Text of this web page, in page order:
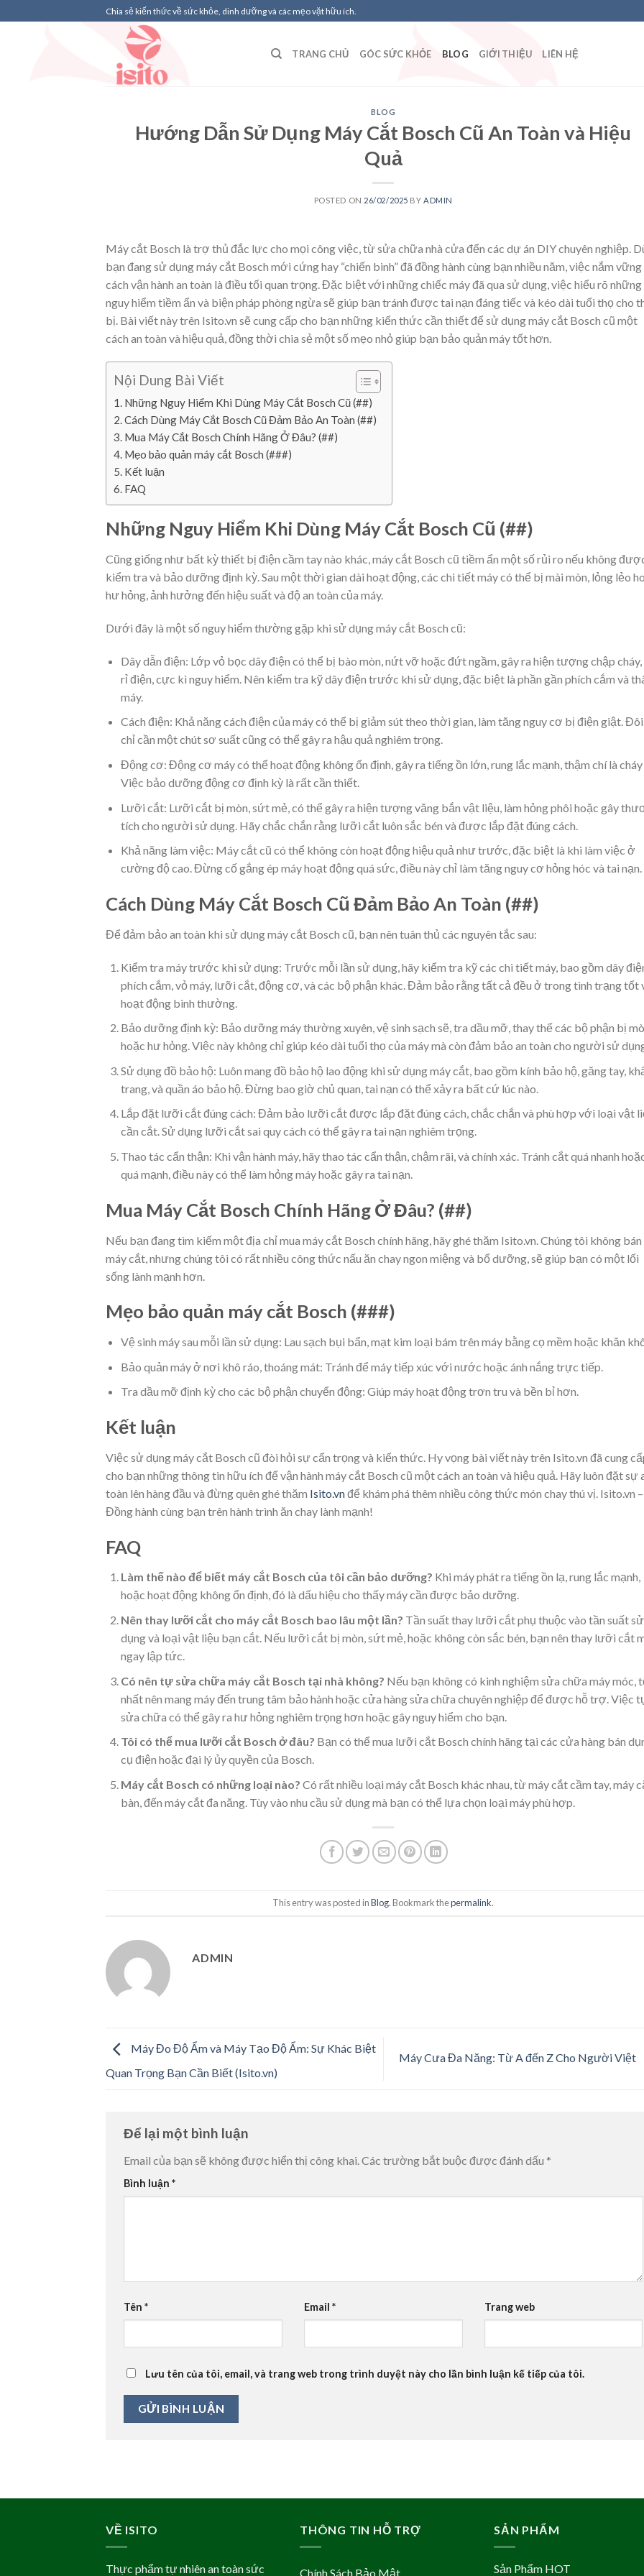
to
Chia sẻ kiến thức về sức khỏe, dinh dưỡng và các mẹo vặt hữu ích.
TRANG CHỦ GÓC SỨC KHỎE BLOG GIỚI THIỆU LIÊN HỆ
BLOG
Hướng Dẫn Sử Dụng Máy Cắt Bosch Cũ An Toàn và Hiệu
Quả
POSTED ON 26/02/2025 BY ADMIN
Máy cắt Bosch là trợ thủ đắc lực cho mọi công việc, từ sửa chữa nhà cửa đến các dự án DIY chuyên nghiệp.
bạn đang sử dụng máy cắt Bosch mới cứng hay “chiến binh” đã đồng hành cùng bạn nhiều năm, việc nắm vững
cách vận hành an toàn là điều tối quan trọng. Đặc biệt với những chiếc máy đã qua sử dụng, việc hiểu rõ những
nguy hiểm tiềm ẩn và biện pháp phòng ngừa sẽ giúp bạn tránh được tai nạn đáng tiếc và kéo dài tuổi thọ cho
bị. Bài viết này trên Isito.vn sẽ cung cấp cho bạn những kiến thức cần thiết để sử dụng máy cắt Bosch cũ một
cách an toàn và hiệu quả, đồng thời chia sẻ một số mẹo nhỏ giúp bạn bảo quản máy tốt hơn.
Nội Dung Bài Viết
Những Nguy Hiểm Khi Dùng Máy Cắt Bosch Cũ (##)
Cách Dùng Máy Cắt Bosch Cũ Đảm Bảo An Toàn (##)
Mua Máy Cắt Bosch Chính Hãng Ở Đâu? (##)
Mẹo bảo quản máy cắt Bosch (###)
Kết luận
FAQ
Những Nguy Hiểm Khi Dùng Máy Cắt Bosch Cũ (##)
Cũng giống như bất kỳ thiết bị điện cầm tay nào khác, máy cắt Bosch cũ tiềm ẩn một số rủi ro nếu không
kiểm tra và bảo dưỡng định kỳ. Sau một thời gian dài hoạt động, các chi tiết máy có thể bị mài mòn, lỏng lẻo
hư hỏng, ảnh hưởng đến hiệu suất và độ an toàn của máy.
Dưới đây là một số nguy hiểm thường gặp khi sử dụng máy cắt Bosch cũ:
Dây dẫn điện: Lớp vỏ bọc dây điện có thể bị bào mòn, nứt vỡ hoặc đứt ngầm, gây ra hiện tượng chập cháy,
rỉ điện, cực kì nguy hiểm. Nên kiểm tra kỹ dây điện trước khi sử dụng, đặc biệt là phần gần phích cắm và
máy.
Cách điện: Khả năng cách điện của máy có thể bị giảm sút theo thời gian, làm tăng nguy cơ bị điện giật.
chỉ cần một chút sơ suất cũng có thể gây ra hậu quả nghiêm trọng.
Động cơ: Động cơ máy có thể hoạt động không ổn định, gây ra tiếng ồn lớn, rung lắc mạnh, thậm chí là cháy
Việc bảo dưỡng động cơ định kỳ là rất cần thiết.
Lưỡi cắt: Lưỡi cắt bị mòn, sứt mẻ, có thể gây ra hiện tượng văng bắn vật liệu, làm hỏng phôi hoặc gây
tích cho người sử dụng. Hãy chắc chắn rằng lưỡi cắt luôn sắc bén và được lắp đặt đúng cách.
Khả năng làm việc: Máy cắt cũ có thể không còn hoạt động hiệu quả như trước, đặc biệt là khi làm việc ở
cường độ cao. Đừng cố gắng ép máy hoạt động quá sức, điều này chỉ làm tăng nguy cơ hỏng hóc và tai nạn.
Cách Dùng Máy Cắt Bosch Cũ Đảm Bảo An Toàn (##)
Để đảm bảo an toàn khi sử dụng máy cắt Bosch cũ, bạn nên tuân thủ các nguyên tắc sau:
Kiểm tra máy trước khi sử dụng: Trước mỗi lần sử dụng, hãy kiểm tra kỹ các chi tiết máy, bao gồm dây
phích cắm, vỏ máy, lưỡi cắt, động cơ, và các bộ phận khác. Đảm bảo rằng tất cả đều ở trong tình trạng tốt
hoạt động bình thường.
Bảo dưỡng định kỳ: Bảo dưỡng máy thường xuyên, vệ sinh sạch sẽ, tra dầu mỡ, thay thế các bộ phận bị
hoặc hư hỏng. Việc này không chỉ giúp kéo dài tuổi thọ của máy mà còn đảm bảo an toàn cho người sử
Sử dụng đồ bảo hộ: Luôn mang đồ bảo hộ lao động khi sử dụng máy cắt, bao gồm kính bảo hộ, găng tay,
trang, và quần áo bảo hộ. Đừng bao giờ chủ quan, tai nạn có thể xảy ra bất cứ lúc nào.
Lắp đặt lưỡi cắt đúng cách: Đảm bảo lưỡi cắt được lắp đặt đúng cách, chắc chắn và phù hợp với loại vật
cần cắt. Sử dụng lưỡi cắt sai quy cách có thể gây ra tai nạn nghiêm trọng.
Thao tác cẩn thận: Khi vận hành máy, hãy thao tác cẩn thận, chậm rãi, và chính xác. Tránh cắt quá nhanh
quá mạnh, điều này có thể làm hỏng máy hoặc gây ra tai nạn.
Mua Máy Cắt Bosch Chính Hãng Ở Đâu? (##)
Nếu bạn đang tìm kiếm một địa chỉ mua máy cắt Bosch chính hãng, hãy ghé thăm Isito.vn. Chúng tôi không bán
máy cắt, nhưng chúng tôi có rất nhiều công thức nấu ăn chay ngon miệng và bổ dưỡng, sẽ giúp bạn có một lối
sống lành mạnh hơn.
Mẹo bảo quản máy cắt Bosch (###)
Vệ sinh máy sau mỗi lần sử dụng: Lau sạch bụi bẩn, mạt kim loại bám trên máy bằng cọ mềm hoặc khăn
Bảo quản máy ở nơi khô ráo, thoáng mát: Tránh để máy tiếp xúc với nước hoặc ánh nắng trực tiếp.
Tra dầu mỡ định kỳ cho các bộ phận chuyển động: Giúp máy hoạt động trơn tru và bền bỉ hơn.
Kết luận
Việc sử dụng máy cắt Bosch cũ đòi hỏi sự cẩn trọng và kiến thức. Hy vọng bài viết này trên Isito.vn đã cung
cho bạn những thông tin hữu ích để vận hành máy cắt Bosch cũ một cách an toàn và hiệu quả. Hãy luôn đặt sự
toàn lên hàng đầu và đừng quên ghé thăm Isito.vnđể khám phá thêm nhiều công thức món chay thú vị. Isito.vn –
Đồng hành cùng bạn trên hành trình ăn chay lành mạnh!
FAQ
Làm thế nào để biết máy cắt Bosch của tôi cần bảo dưỡng? Khi máy phát ra tiếng ồn lạ, rung lắc mạnh,
hoặc hoạt động không ổn định, đó là dấu hiệu cho thấy máy cần được bảo dưỡng.
Nên thay lưỡi cắt cho máy cắt Bosch bao lâu một lần? Tần suất thay lưỡi cắt phụ thuộc vào tần suất sử
dụng và loại vật liệu bạn cắt. Nếu lưỡi cắt bị mòn, sứt mẻ, hoặc không còn sắc bén, bạn nên thay lưỡi cắt
ngay lập tức.
Có nên tự sửa chữa máy cắt Bosch tại nhà không? Nếu bạn không có kinh nghiệm sửa chữa máy móc,
nhất nên mang máy đến trung tâm bảo hành hoặc cửa hàng sửa chữa chuyên nghiệp để được hỗ trợ. Việc
sửa chữa có thể gây ra hư hỏng nghiêm trọng hơn hoặc gây nguy hiểm cho bạn.
Tôi có thể mua lưỡi cắt Bosch ở đâu? Bạn có thể mua lưỡi cắt Bosch chính hãng tại các cửa hàng bán
cụ điện hoặc đại lý ủy quyền của Bosch.
Máy cắt Bosch có những loại nào? Có rất nhiều loại máy cắt Bosch khác nhau, từ máy cắt cầm tay, máy
bàn, đến máy cắt đa năng. Tùy vào nhu cầu sử dụng mà bạn có thể lựa chọn loại máy phù hợp.
This entry was posted inBlog. Bookmark thepermalink.
ADMIN
Máy Đo Độ Ẩm và Máy Tạo Độ Ẩm: Sự Khác Biệt
Quan Trọng Bạn Cần Biết (Isito.vn)
Máy Cưa Đa Năng: Từ A đến Z Cho Người Việt
Để lại một bình luận
Email của bạn sẽ không được hiển thị công khai.Các trường bắt buộc được đánh dấu *
Bình luận *
Tên * Email * Trang web
Lưu tên của tôi, email, và trang web trong trình duyệt này cho lần bình luận kế tiếp của tôi.
VỀ ISITO
Thực phẩm tự nhiên an toàn sức
THÔNG TIN HỖ TRỢ
Chính Sách Bảo Mật
SẢN PHẨM
Sản Phẩm HOT